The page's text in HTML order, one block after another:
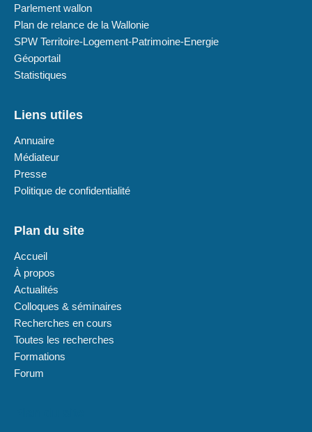
Parlement wallon
Plan de relance de la Wallonie
SPW Territoire-Logement-Patrimoine-Energie
Géoportail
Statistiques
Liens utiles
Annuaire
Médiateur
Presse
Politique de confidentialité
Plan du site
Accueil
À propos
Actualités
Colloques & séminaires
Recherches en cours
Toutes les recherches
Formations
Forum